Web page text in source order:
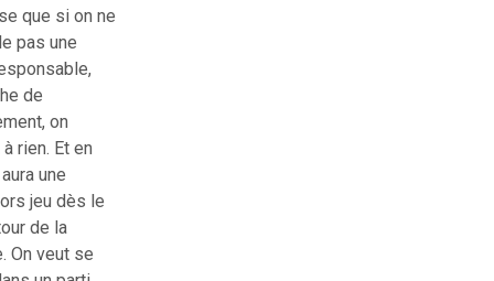
que si on ne
pas une
de
on
à rien. Et en
une
jeu dès le
de la
On veut se